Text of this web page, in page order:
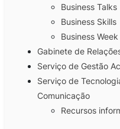
Política de
©2026 Instituto Politécnico de Coimbra |
Coimbra. Todos os direitos reservados.
Business Talks
Business Skills
Business Week
Gabinete de
Serviço de Gestão
Serviço de
Comunicação
Recursos